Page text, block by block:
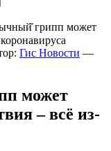
грипп может
Гис Новости —
может
– всё из-